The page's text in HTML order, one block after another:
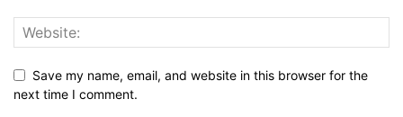
Save my name, email, and website in this browser for the
next time I comment.